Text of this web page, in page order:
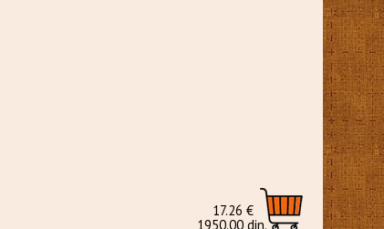
17.26 €
1950.00 din.